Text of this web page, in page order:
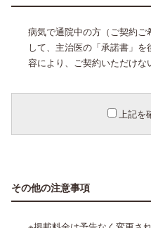
病気で通院中の方（ご契約ご
して、主治医の「承諾書」
容により、ご契約いただけな
上記を
その他の注意事項